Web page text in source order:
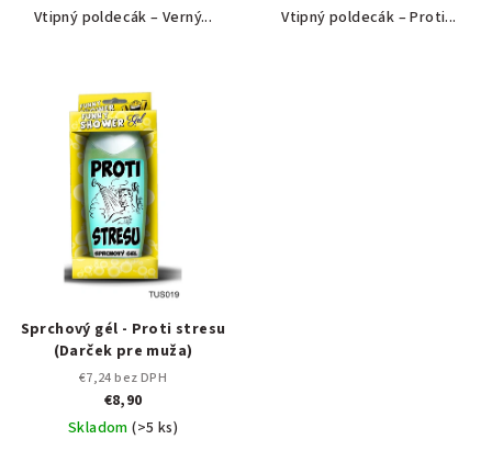
Vtipný poldecák – Verný... Vtipný poldecák – Proti...
Sprchový gél - Proti stresu
(Darček pre muža)
€7,24 bez DPH
€8,90
Skladom(>5 ks)